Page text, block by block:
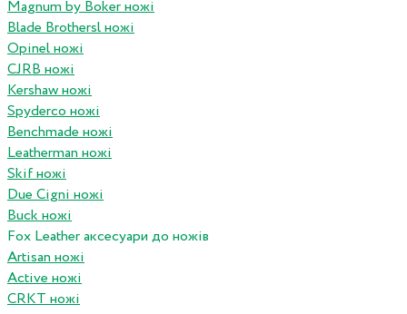
Magnum by Boker ножі
Blade Brothersl ножі
Opinel ножі
CJRB ножі
Kershaw ножі
Spyderco ножі
Benchmade ножі
Leatherman ножі
Skif ножі
Due Cigni ножі
Buck ножі
Fox Leather аксесуари до ножів
Artisan ножі
Active ножі
CRKT ножі